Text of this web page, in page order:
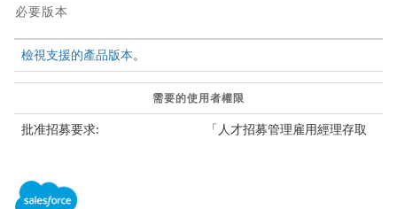
必要版本
檢視支援的產品版本。
需要的使用者權限
批准招募要求:
「人才招募管理雇用經理存取
當招募人員或 HR 專家提交招募要求以待批准時,您會收到通知。當
您批准要求時,「公共部門解決方案」會將其「批准狀態」更新為